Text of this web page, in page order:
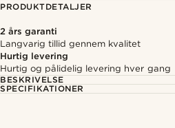
PRODUKTDETALJER
2 års garanti
Langvarig tillid gennem kvalitet
Hurtig levering
Hurtig og pålidelig levering hver gang
BESKRIVELSE
SPECIFIKATIONER